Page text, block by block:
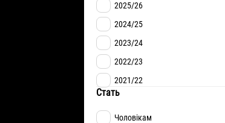
2025/26
2024/25
2023/24
2022/23
2021/22
Стать
Чоловікам